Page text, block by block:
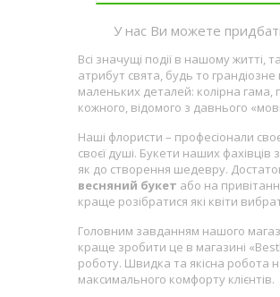
У нас Ви можете
Всі значущі події в нашому
атрибут свята, будь то
маленьких деталей: колірна гама,
кожного, відомого з давнього
Наші флористи – професіонали
своєї душі. Букети наших
як до створення шедевру.
весняний букет або на
краще розібратися які квіти
Головним завданням нашого
краще зробити це в магазині
роботу. Швидка та якісна робота
максимального комфорту клієнтів.